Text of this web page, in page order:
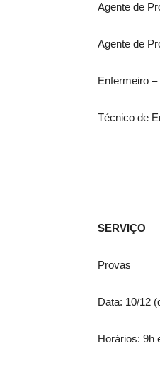
Agente
Agente
SERVIÇO
Provas
Data: 10/12
Horários: 9h